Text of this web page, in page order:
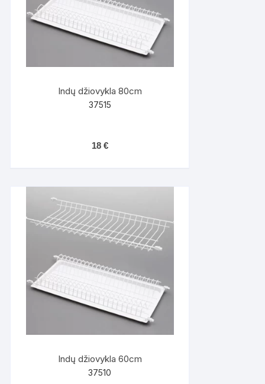
Indų džiovykla 80cm
37515
18 €
Indų džiovykla 60cm
37510